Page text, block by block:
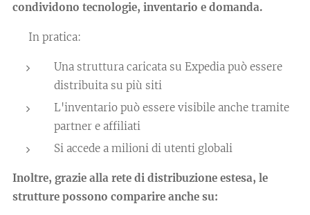
condividono tecnologie, inventario e domanda.
👉 In pratica:
Una struttura caricata su Expedia può essere
distribuita su più siti
L'inventario può essere visibile anche tramite
partner e affiliati
Si accede a milioni di utenti globali
Inoltre, grazie alla rete di distribuzione estesa, le
strutture possono comparire anche su: